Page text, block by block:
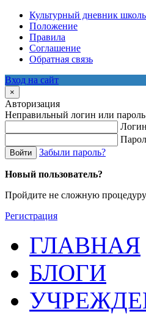
Культурный дневник
Положение
Правила
Соглашение
Обратная связь
Вход на сайт
×
Авторизация
Неправильный логин или пароль
Войти Забыли пароль?
Новый пользователь?
Пройдите не сложную
Регистрация
ГЛАВНАЯ
БЛОГИ